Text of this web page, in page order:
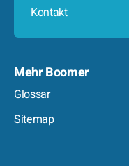
Kontakt
Mehr Boomer
Glossar
Sitemap